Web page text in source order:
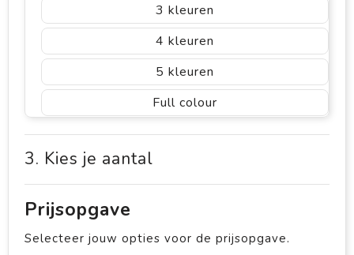
3
4
5
Full colour
3. Kies je aantal
Prijsopgave
Selecteer jouw opties voor de prijsopgave.